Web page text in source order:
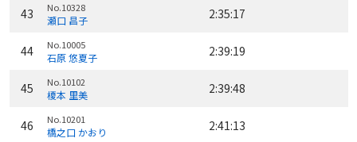
43 No.10328
瀬口 昌子 2:35:17
44 No.10005
石原 悠夏子 2:39:19
45 No.10102
榎本 里美 2:39:48
46 No.10201
橋之口 かおり 2:41:13